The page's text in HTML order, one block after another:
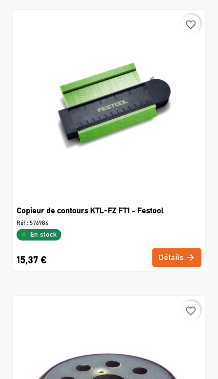
favorite_border
Copieur de contours KTL-FZ FT1 - Festool
Réf : 576984
En stock
15,37 € Détails
favorite_border